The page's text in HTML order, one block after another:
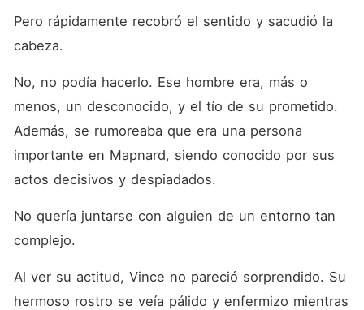
Pero rápidamente recobró el sentido y sacudió la
cabeza.
No, no podía hacerlo. Ese hombre era, más o
menos, un desconocido, y el tío de su prometido.
Además, se rumoreaba que era una persona
importante en Mapnard, siendo conocido por sus
actos decisivos y despiadados.
No quería juntarse con alguien de un entorno tan
complejo.
Al ver su actitud, Vince no pareció sorprendido. Su
hermoso rostro se veía pálido y enfermizo mientras